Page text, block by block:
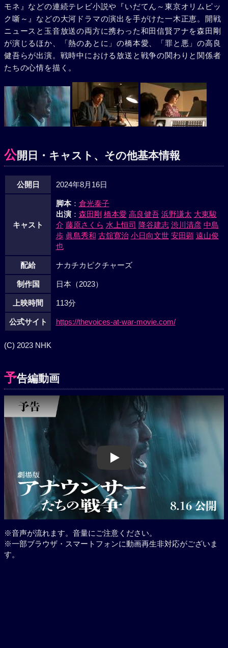
モネ』などの連続テレビ小説や『いだてん～東京オリムピッ
ク噺～』などの大河ドラマの演出を手がけた一木正恵。開戦
ニュースと玉音放送の両方に携わった和田信賢アナを森田剛
が演じるほか、「熱のあとに」の橋本愛、「罪と悪」の高良
健吾らが出演。戦時中における放送と戦争の関わりと関係者
たちの心情を描く。
公開日・キャスト、その他基本情報
公開日 2024年8月16日
キャスト
脚本： 倉光泰子
出演： 森田剛 橋本愛 高良健吾 浜野謙太 大東駿
介 藤原さくら 水上恒司 降谷建志 渋川清彦 中島
歩 眞島秀和 古舘寛治 小日向文世 安田顕 遠山俊
也
配給 ナカチカピクチャーズ
制作国 日本（2023）
上映時間 113分
公式サイト https://thevoices-at-war-movie.com/
(C) 2023 NHK
予告編動画
Play
※音声が流れます。音量にご注意ください。
※一部ブラウザ・スマートフォンに動画再生非対応がございま
す。